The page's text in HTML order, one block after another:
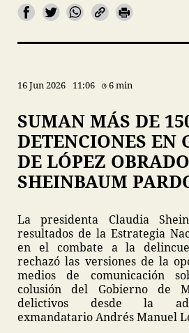
16 Jun 2026 11:06 6 min
SUMAN MÁS DE
DETENCIONES EN
DE LÓPEZ
SHEINBAUM
La presidenta Claudia
resultados de la Estrategia
en el combate a la
rechazó las versiones de la
medios de comunicación
colusión del Gobierno de
delictivos desde la
exmandatario Andrés Manuel